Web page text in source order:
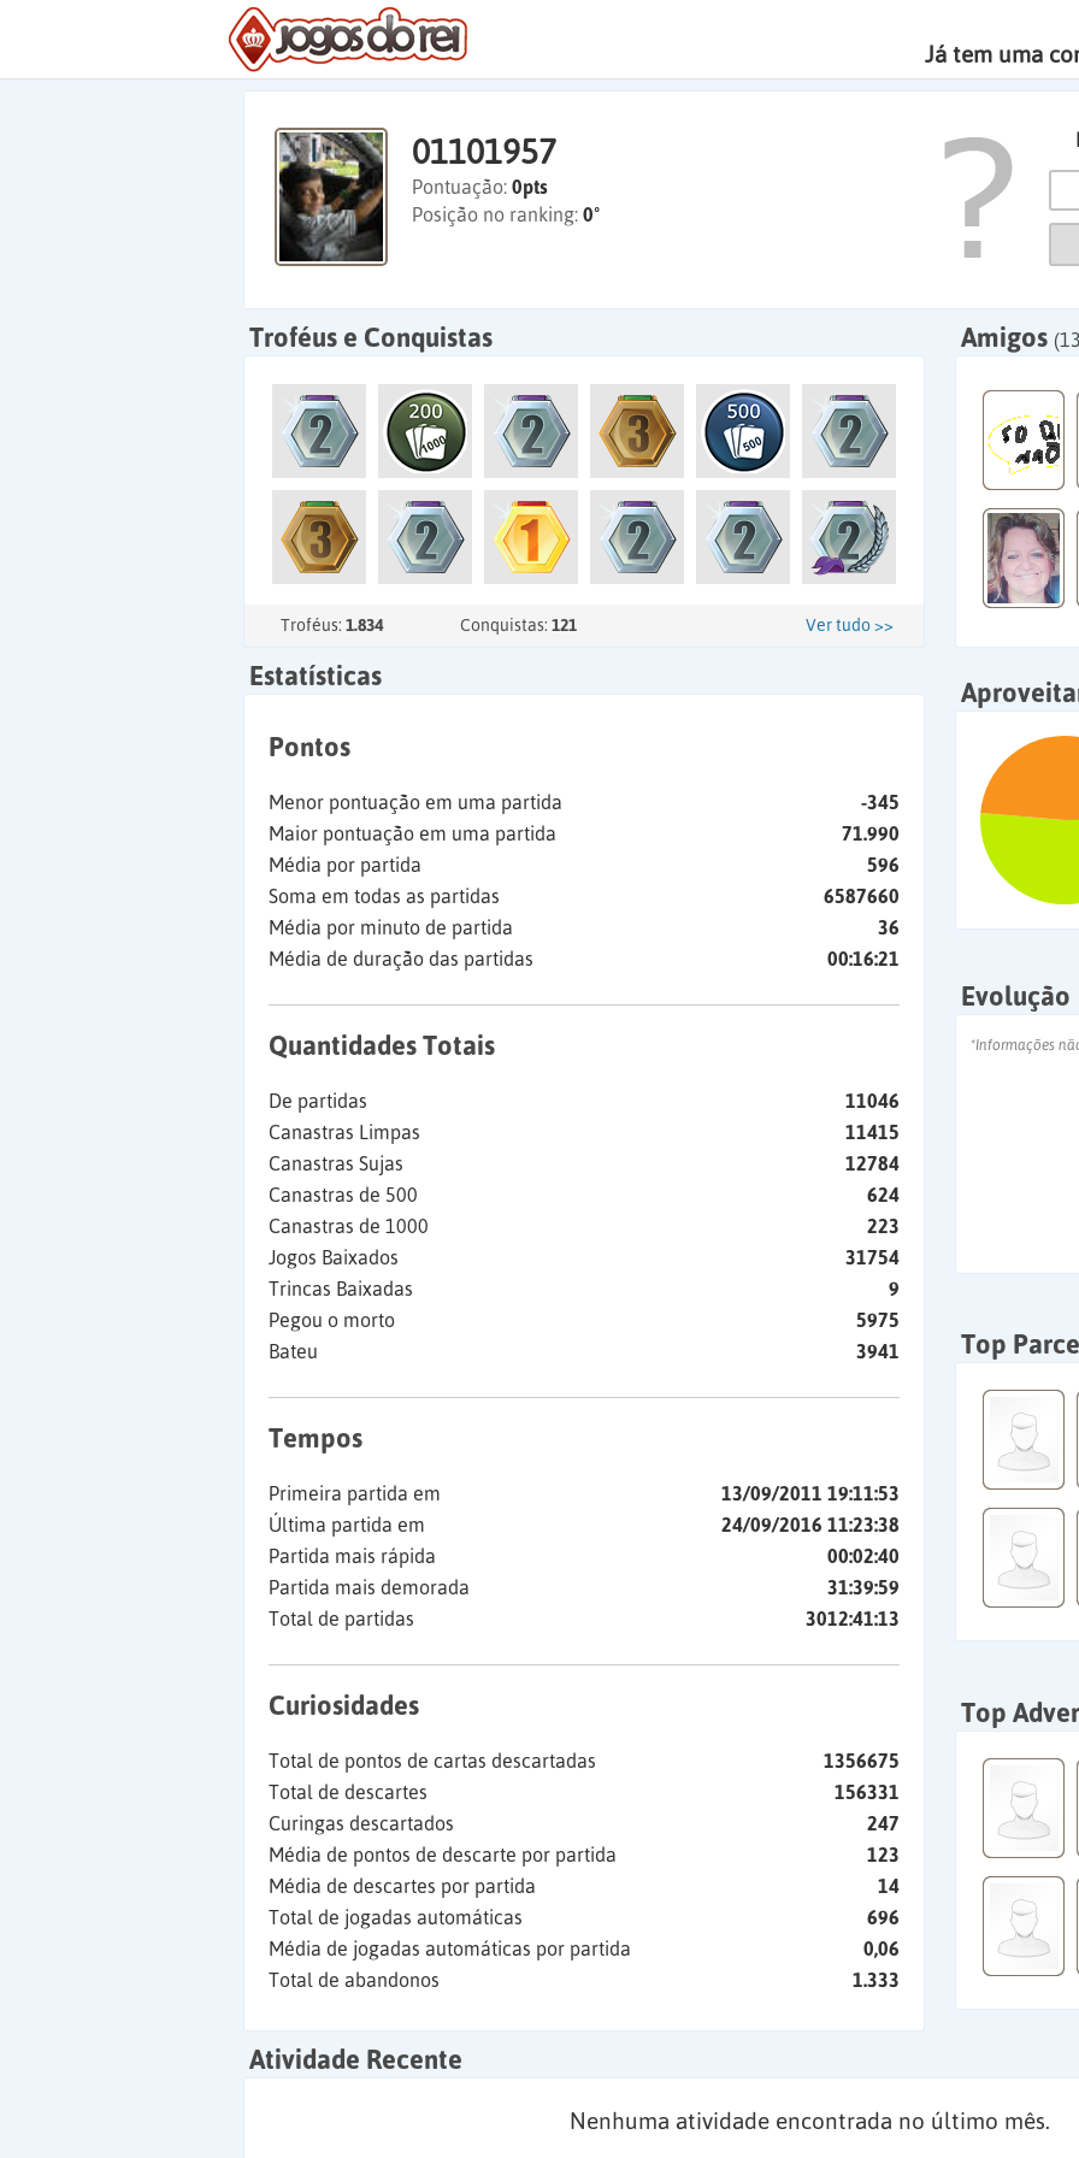
Já tem uma
01101957
Pontuação: 0pts
Posição no ranking: 0º
Troféus e Conquistas
Troféus: 1.834 Conquistas: 121 Ver tudo >>
Amigos
Estatísticas
Pontos
Menor pontuação em uma partida
-345
Maior pontuação em uma partida
71.990
Média por partida
596
Soma em todas as partidas
6587660
Média por minuto de partida
36
Média de duração das partidas
00:16:21
Quantidades Totais
De partidas
11046
Canastras Limpas
11415
Canastras Sujas
12784
Canastras de 500
624
Canastras de 1000
223
Jogos Baixados
31754
Trincas Baixadas
9
Pegou o morto
5975
Bateu
3941
Tempos
Primeira partida em
13/09/2011 19:11:53
Última partida em
24/09/2016 11:23:38
Partida mais rápida
00:02:40
Partida mais demorada
31:39:59
Total de partidas
3012:41:13
Curiosidades
Total de pontos de cartas descartadas
1356675
Total de descartes
156331
Curingas descartados
247
Média de pontos de descarte por partida
123
Média de descartes por partida
14
Total de jogadas automáticas
696
Média de jogadas automáticas por partida
0,06
Total de abandonos
1.333
Evolução
*Informações
Top
Top
Atividade Recente
Nenhuma atividade encontrada no último mês.